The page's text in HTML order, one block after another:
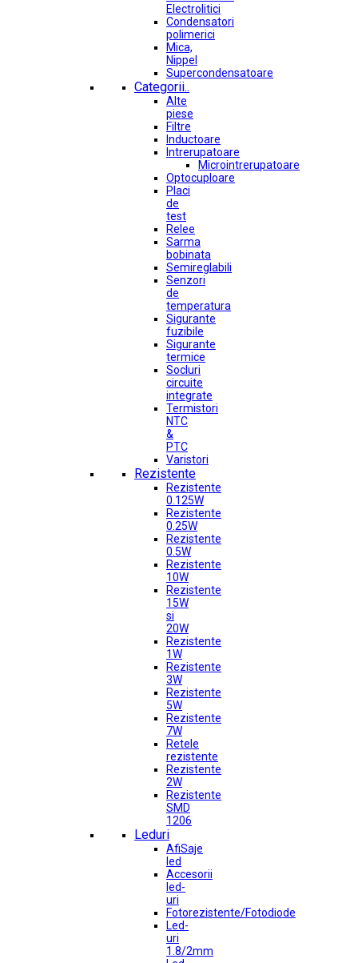
Electrolitici
Condensatori
polimerici
Mica,
Nippel
Supercondensatoare
Categorii..
Alte
piese
Filtre
Inductoare
Intrerupatoare
Microintrerupatoare
Optocuploare
Placi
de
test
Relee
Sarma
bobinata
Semireglabili
Senzori
de
temperatura
Sigurante
fuzibile
Sigurante
termice
Socluri
circuite
integrate
Termistori
NTC
&
PTC
Varistori
Rezistente
Rezistente
0.125W
Rezistente
0.25W
Rezistente
0.5W
Rezistente
10W
Rezistente
15W
si
20W
Rezistente
1W
Rezistente
3W
Rezistente
5W
Rezistente
7W
Retele
rezistente
Rezistente
2W
Rezistente
SMD
1206
Leduri
AfiSaje
led
Accesorii
led-
uri
Fotorezistente/Fotodiode
Led-
uri
1.8/2mm